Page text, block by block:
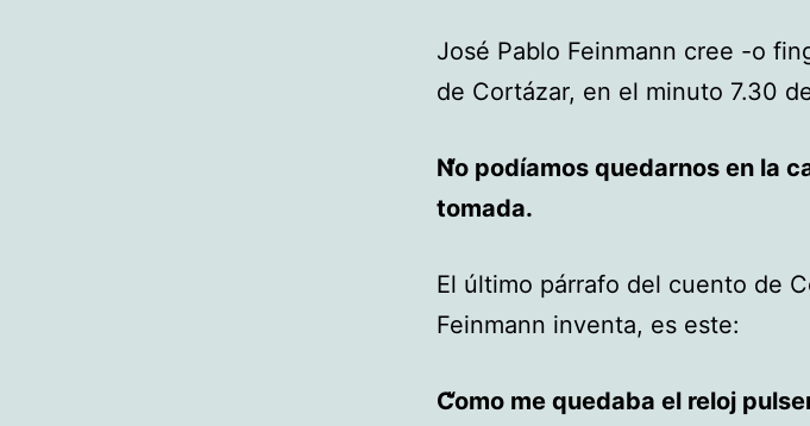
José Pablo Feinmann cree -o
de Cortázar, en el minuto 7.30
No podíamos quedarnos en la
tomada.
El último párrafo del cuento de
Feinmann inventa, es este:
Como me quedaba el reloj